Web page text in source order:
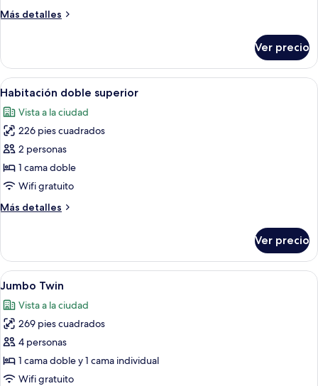
2
Más detalles
Más
estándar
con
2
individuales
Ver precio
Abrir
todas
las
fotos
de
Habitación
doble
Habitación de hotel con una cama
8
Habitación doble superior
Vista a la ciudad
226 pies cuadrados
2 personas
1 cama doble
Wifi gratuito
Más detalles
Más
doble
superior
Ver precio
Abrir
todas
las
fotos
de
Jumbo
Twin
Una habitación de hotel con dos
8
Jumbo Twin
Vista a la ciudad
269 pies cuadrados
4 personas
1 cama doble y 1 cama individual
Wifi gratuito